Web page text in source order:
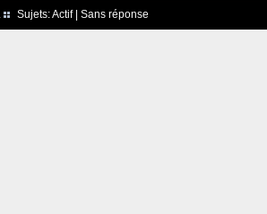
Sujets:Actif| Sans réponse